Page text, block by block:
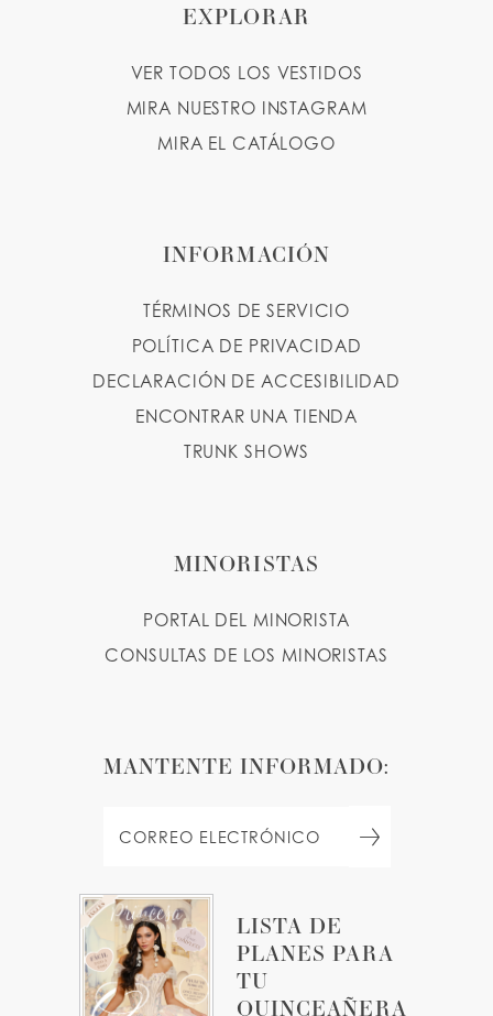
LISTA DE
PLANES PARA
TU
QUINCEAÑERA
EXPLORAR
VER TODOS LOS VESTIDOS
MIRA NUESTRO INSTAGRAM
MIRA EL CATÁLOGO
INFORMACIÓN
TÉRMINOS DE SERVICIO
POLÍTICA DE PRIVACIDAD
DECLARACIÓN DE ACCESIBILIDAD
ENCONTRAR UNA TIENDA
TRUNK SHOWS
MINORISTAS
PORTAL DEL MINORISTA
CONSULTAS DE LOS MINORISTAS
MANTENTE INFORMADO: